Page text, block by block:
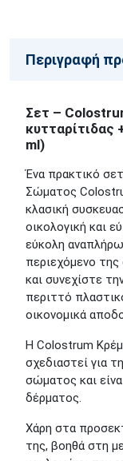
Περιγραφή
Σετ –
κυτταρίτιδας
ml)
Ένα πρακτικό
Σώματος
κλασική
οικολογική και
εύκολη
περιεχόμενο της
και συνεχίστε
περιττό
οικονομικά
Η Colostrum
σχεδιαστεί για
σώματος και
δέρματος.
Χάρη στα
της, βοηθά στη